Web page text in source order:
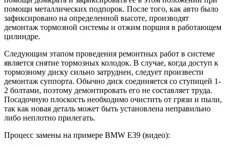
помощи металлических подпорок. После того, как авто было
зафиксировано на определенной высоте, производят
демонтаж тормозной системы и отжим поршня в работающем
цилиндре.
Следующим этапом проведения ремонтных работ в системе
является снятие тормозных колодок. В случае, когда доступ к
тормозному диску сильно затруднен, следует произвести
демонтаж суппорта. Обычно диск соединяется со ступицей 1-
2 болтами, поэтому демонтировать его не составляет труда.
Посадочную плоскость необходимо очистить от грязи и пыли,
так как новая деталь может быть установлена неправильно
либо неплотно прилегать.
Процесс замены на примере BMW E39 (видео):